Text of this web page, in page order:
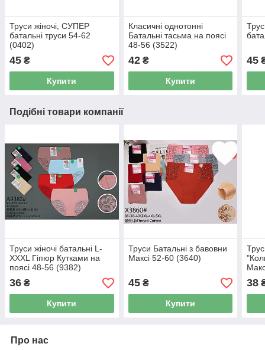
Труси жіночі, СУПЕР
батальні труси 54-62
(0402)
45 ₴
Купити
Класичні однотонні
Батальні тасьма на поясі
48-56 (3522)
42₴
Купити
45
Подібні товари компанії
Труси жіночі батальні L-
XXXL Гіпюр Кутками на
поясі 48-56 (9382)
36 ₴
Купити
Труси Батальні з бавовни
Максі 52-60 (3640)
45₴
Купити
38
Про нас